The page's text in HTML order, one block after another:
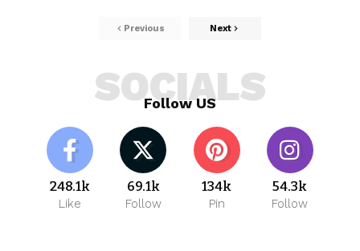
Previous Next
Follow US
SOCIALS
248.1k
Like
69.1k
Follow
134k
Pin
54.3k
Follow